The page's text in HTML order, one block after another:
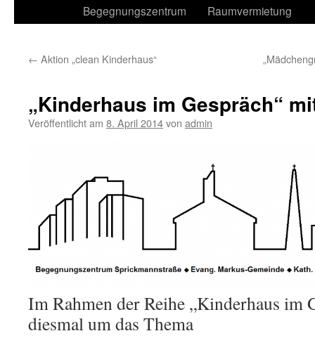
Begegnungszentrum
Raumvermietung
← Aktion „clean Kinderhaus“
„Kinderhaus im Gespräch“
Veröffentlicht am 8. April 2014von admin
Im Rahmen der Reihe „Kinderhaus im
diesmal um das Thema